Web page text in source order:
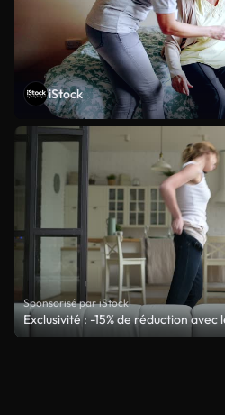
iStock
Sponsorisé par iStock
Exclusivité : -15% de réduction avec